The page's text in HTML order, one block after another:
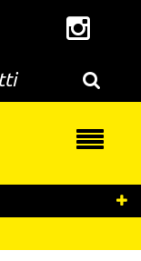
Toggle